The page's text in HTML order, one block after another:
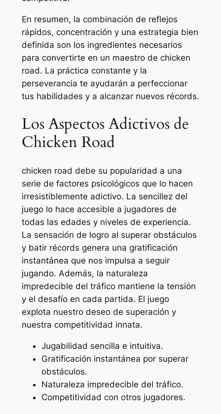
En resumen, la combinación de reflejos
rápidos, concentración y una estrategia bien
definida son los ingredientes necesarios
para convertirte en un maestro de chicken
road. La práctica constante y la
perseverancia te ayudarán a perfeccionar
tus habilidades y a alcanzar nuevos récords.
Los Aspectos Adictivos de
Chicken Road
chicken road debe su popularidad a una
serie de factores psicológicos que lo hacen
irresistiblemente adictivo. La sencillez del
juego lo hace accesible a jugadores de
todas las edades y niveles de experiencia.
La sensación de logro al superar obstáculos
y batir récords genera una gratificación
instantánea que nos impulsa a seguir
jugando. Además, la naturaleza
impredecible del tráfico mantiene la tensión
y el desafío en cada partida. El juego
explota nuestro deseo de superación y
nuestra competitividad innata.
Jugabilidad sencilla e intuitiva.
Gratificación instantánea por superar
obstáculos.
Naturaleza impredecible del tráfico.
Competitividad con otros jugadores.